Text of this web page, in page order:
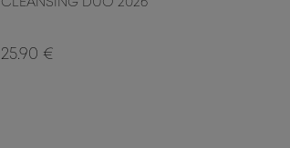
CLEANSING DUO 2026
25.90 €